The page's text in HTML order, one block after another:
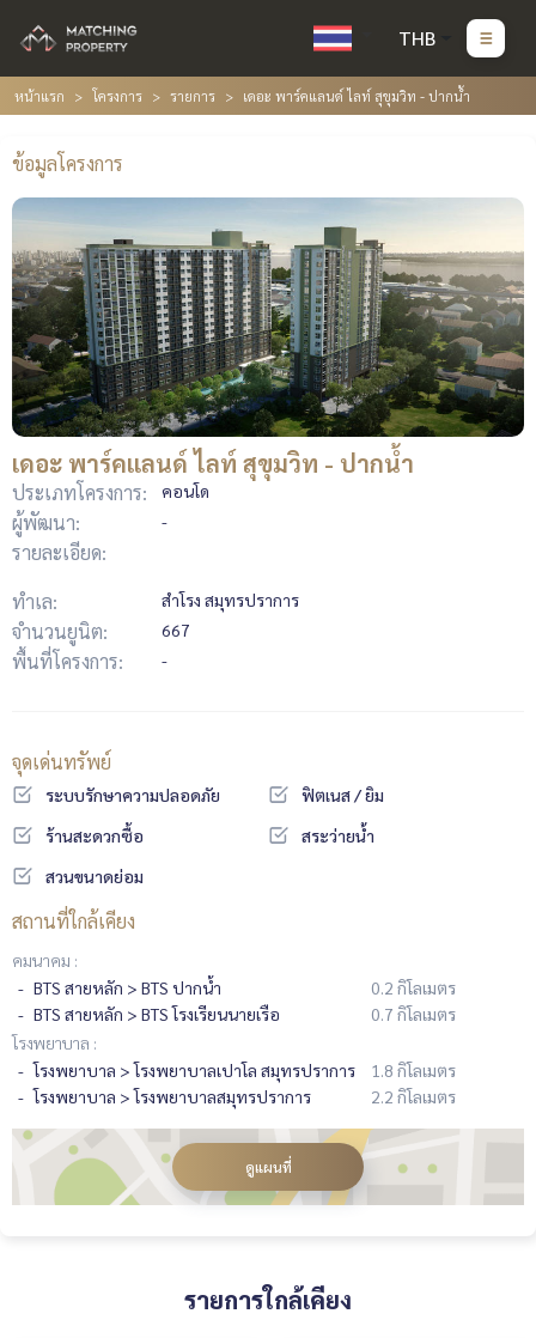
THB
หน้าแรก โครงการ รายการ เดอะ พาร์คแลนด์ ไลท์ สุขุมวิท - ปากน้ำ
ข้อมูลโครงการ
เดอะ พาร์คแลนด์ ไลท์ สุขุมวิท - ปากน้ำ
ประเภทโครงการ: คอนโด
ผู้พัฒนา: -
รายละเอียด:
ทำเล:
สำโรง สมุทรปราการ
จำนวนยูนิต: 667
พื้นที่โครงการ: -
จุดเด่นทรัพย์
ระบบรักษาความปลอดภัย
ฟิตเนส / ยิม
ร้านสะดวกซื้อ
สระว่ายน้ำ
สวนขนาดย่อม
สถานที่ใกล้เคียง
คมนาคม :
BTS สายหลัก > BTS ปากน้ำ
0.2 กิโลเมตร
BTS สายหลัก > BTS โรงเรียนนายเรือ
0.7 กิโลเมตร
โรงพยาบาล :
โรงพยาบาล > โรงพยาบาลเปาโล สมุทรปราการ
1.8 กิโลเมตร
โรงพยาบาล > โรงพยาบาลสมุทรปราการ
2.2 กิโลเมตร
ดูแผนที่
รายการใกล้เคียง